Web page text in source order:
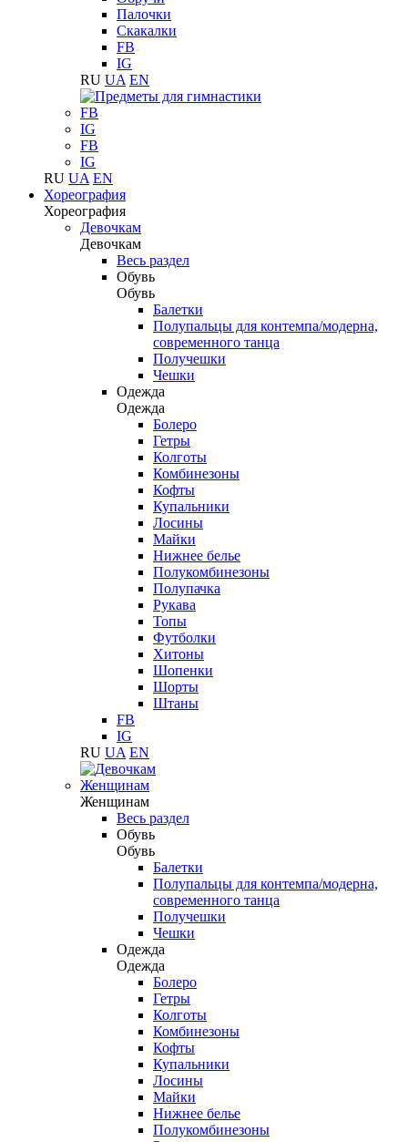
Палочки
Скакалки
FB
IG
RU UA EN
FB
IG
FB
IG
RU UA EN
Хореография
Хореография
Девочкам
Девочкам
Весь раздел
Обувь
Обувь
Балетки
Полупальцы для контемпа/модерна,
современного танца
Получешки
Чешки
Одежда
Одежда
Болеро
Гетры
Колготы
Комбинезоны
Кофты
Купальники
Лосины
Майки
Нижнее белье
Полукомбинезоны
Полупачка
Рукава
Топы
Футболки
Хитоны
Шопенки
Шорты
Штаны
FB
IG
RU UA EN
Женщинам
Женщинам
Весь раздел
Обувь
Обувь
Балетки
Полупальцы для контемпа/модерна,
современного танца
Получешки
Чешки
Одежда
Одежда
Болеро
Гетры
Колготы
Комбинезоны
Кофты
Купальники
Лосины
Майки
Нижнее белье
Полукомбинезоны